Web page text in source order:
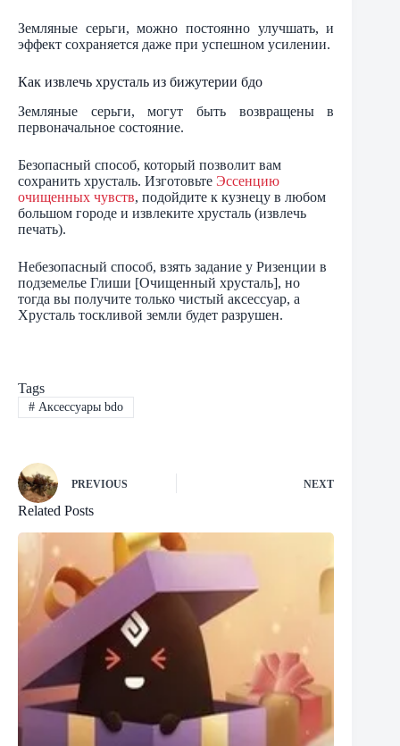
Земляные серьги, можно постоянно улучшать, и
эффект сохраняется даже при успешном усилении.
Как извлечь хрусталь из бижутерии бдо
Земляные серьги, могут быть возвращены в
первоначальное состояние.
Безопасный способ, который позволит вам
сохранить хрусталь. Изготовьте Эссенцию
очищенных чувств, подойдите к кузнецу в любом
большом городе и извлеките хрусталь (извлечь
печать).
Небезопасный способ, взять задание у Ризенции в
подземелье Глиши [Очищенный хрусталь], но
тогда вы получите только чистый аксессуар, а
Хрусталь тоскливой земли будет разрушен.
Tags
#Аксессуары bdo
PREVIOUS NEXT
Related Posts